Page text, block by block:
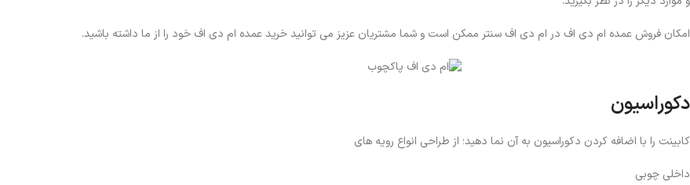
امکان فروش عمده ام دی اف در ام دی اف سنتر ممکن است و شما مشتریان عزیز می توانید خرید عمده ام دی اف خود را از ما داشته باشید.
دکوراسیون
کابینت را با اضافه کردن دکوراسیون به آن نما دهید؛ از طراحی انواع رویه های
داخلی چوبی